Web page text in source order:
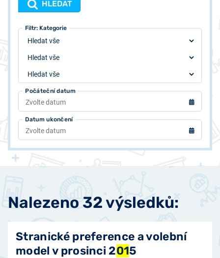
HLEDAT
Počáteční datum
Datum ukončení
Filtr: Typ
Filtr: Autor
Filtr: Kategorie
Nalezeno 32 výsledků:
Stranické preference a volební
model v prosinci 2015